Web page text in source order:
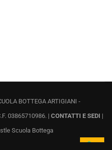
BOTTEGA ARTIGIANI -
03865710986. | CONTATTI E SEDI |
Scuola Bottega